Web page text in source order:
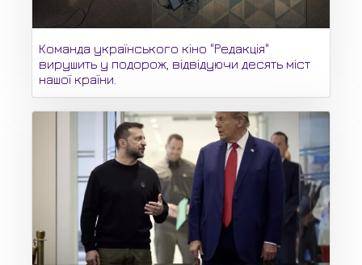
Команда українського кіно "Редакція"
вирушить у подорож, відвідуючи десять міст
нашої країни.